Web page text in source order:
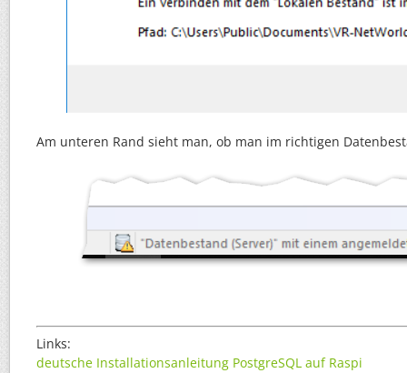
Am unteren Rand sieht man, ob man im richtigen
Links:
deutsche Installationsanleitung PostgreSQL auf Raspi